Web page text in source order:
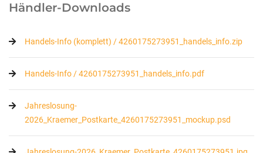
Händler-Downloads
Handels-Info (komplett) / 4260175273951_handels_info.zip
Handels-Info / 4260175273951_handels_info.pdf
Jahreslosung-
2026_Kraemer_Postkarte_4260175273951_mockup.psd